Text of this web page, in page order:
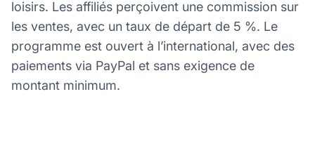
loisirs. Les affiliés perçoivent une commission sur
les ventes, avec un taux de départ de 5 %. Le
programme est ouvert à l’international, avec des
paiements via PayPal et sans exigence de
montant minimum.